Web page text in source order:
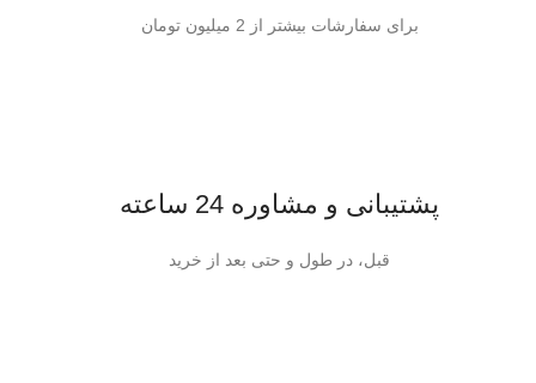
برای سفارشات بیشتر از 2 میلیون تومان
پشتیبانی و مشاوره 24 ساعته
قبل، در طول و حتی بعد از خرید